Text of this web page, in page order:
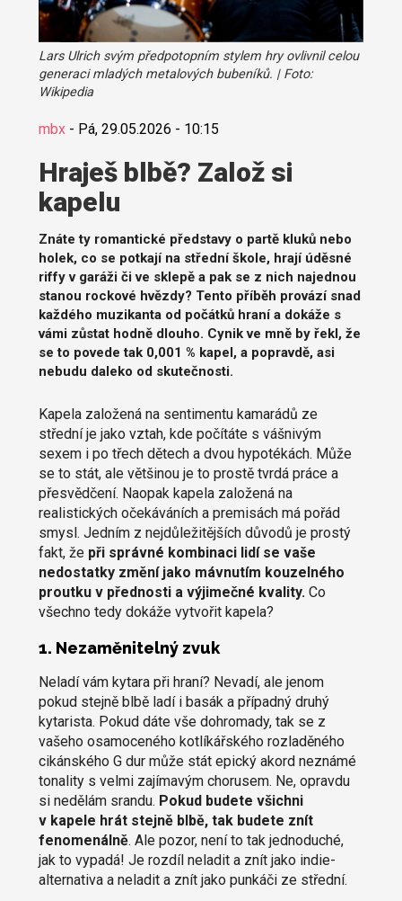
Lars Ulrich svým předpotopním stylem hry ovlivnil celou
generaci mladých metalových bubeníků. | Foto:
Wikipedia
mbx- Pá, 29.05.2026 - 10:15
Hraješ blbě? Založ si
kapelu
Znáte ty romantické představy o partě kluků nebo
holek, co se potkají na střední škole, hrají úděsné
riffy v garáži či ve sklepě a pak se z nich najednou
stanou rockové hvězdy? Tento příběh provází snad
každého muzikanta od počátků hraní a dokáže s
vámi zůstat hodně dlouho. Cynik ve mně by řekl, že
se to povede tak 0,001 % kapel, a popravdě, asi
nebudu daleko od skutečnosti.
Kapela založená na sentimentu kamarádů ze
střední je jako vztah, kde počítáte s vášnivým
sexem i po třech dětech a dvou hypotékách. Může
se to stát, ale většinou je to prostě tvrdá práce a
přesvědčení. Naopak kapela založená na
realistických očekáváních a premisách má pořád
smysl. Jedním z nejdůležitějších důvodů je prostý
fakt, že při správné kombinaci lidí se vaše
nedostatky změní jako mávnutím kouzelného
proutku v přednosti a výjimečné kvality. Co
všechno tedy dokáže vytvořit kapela?
1. Nezaměnitelný zvuk
Neladí vám kytara při hraní? Nevadí, ale jenom
pokud stejně blbě ladí i basák a případný druhý
kytarista. Pokud dáte vše dohromady, tak se z
vašeho osamoceného kotlíkářského rozladěného
cikánského G dur může stát epický akord neznámé
tonality s velmi zajímavým chorusem. Ne, opravdu
si nedělám srandu. Pokud budete všichni
v kapele hrát stejně blbě, tak budete znít
fenomenálně. Ale pozor, není to tak jednoduché,
jak to vypadá! Je rozdíl neladit a znít jako indie-
alternativa a neladit a znít jako punkáči ze střední.